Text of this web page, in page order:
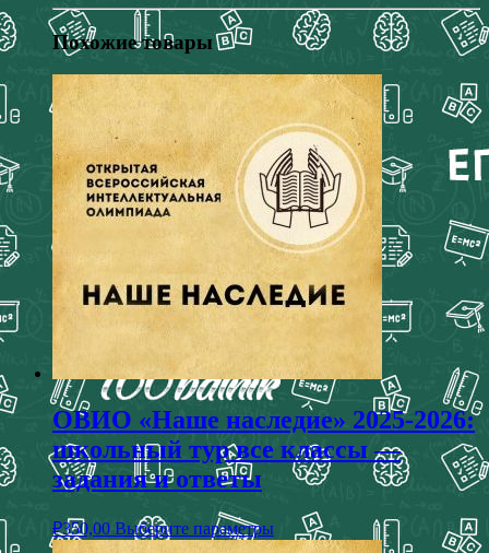
Похожие товары
ОВИО «Наше наследие» 2025-2026:
школьный тур все классы —
задания и ответы
₽350,00 Выберите параметры